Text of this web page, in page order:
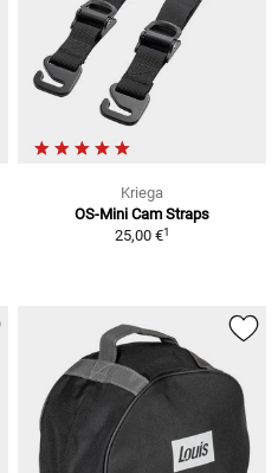
Kriega
OS-Mini Cam Straps
25,00 €1